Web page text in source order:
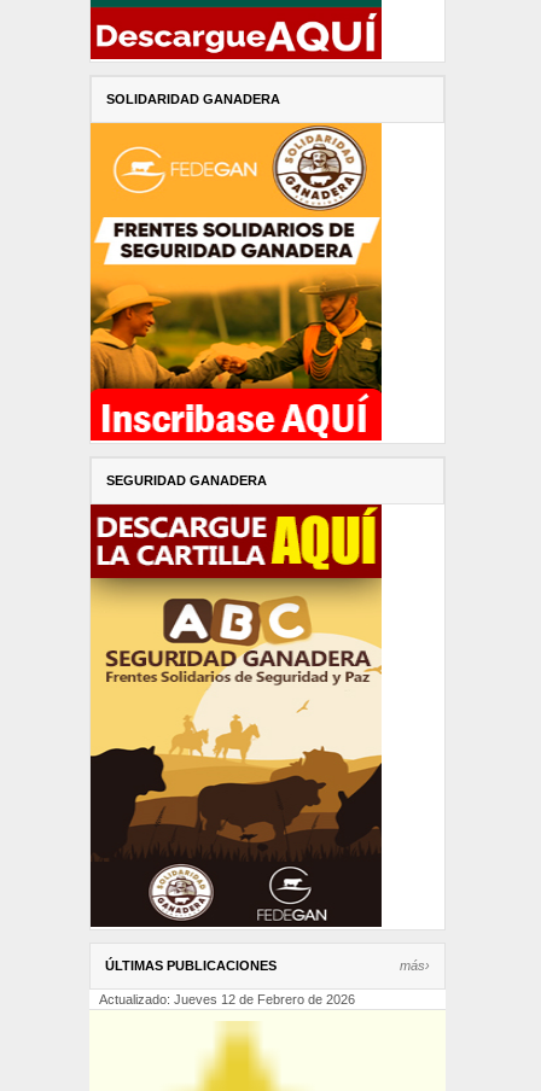
SOLIDARIDAD GANADERA
SEGURIDAD GANADERA
ÚLTIMAS PUBLICACIONES más›
Actualizado: Jueves 12 de Febrero de 2026